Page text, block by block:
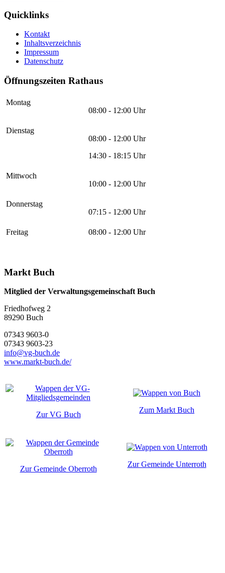
Quicklinks
Kontakt
Inhaltsverzeichnis
Impressum
Datenschutz
Öffnungszeiten Rathaus
Montag
08:00 - 12:00 Uhr
Dienstag
08:00 - 12:00 Uhr
14:30 - 18:15 Uhr
Mittwoch
10:00 - 12:00 Uhr
Donnerstag
07:15 - 12:00 Uhr
Freitag 08:00 - 12:00 Uhr
Markt Buch
Mitglied der Verwaltungsgemeinschaft Buch
Friedhofweg 2
89290 Buch
07343 9603-0
07343 9603-23
info@vg-buch.de
www.markt-buch.de/
Zur VG Buch
Zum Markt Buch
Zur Gemeinde Oberroth
Zur Gemeinde Unterroth